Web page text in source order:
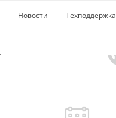
Новости Техподдержка